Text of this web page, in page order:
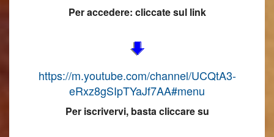
Per accedere: cliccate sul link
https://m.youtube.com/channel/UCQtA3-
eRxz8gSIpTYaJf7AA#menu
Per iscrivervi, basta cliccare su